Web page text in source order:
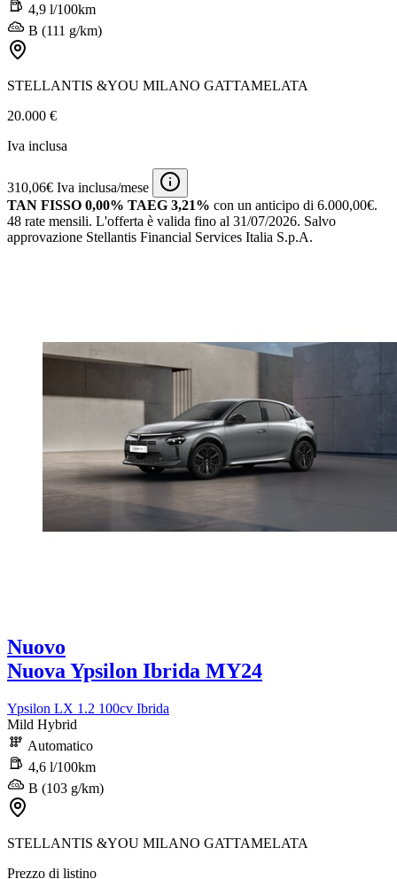
4,9 l/100km
B (111 g/km)
STELLANTIS &YOU MILANO GATTAMELATA
20.000 €
Iva inclusa
310,06€ Iva inclusa/mese
TAN FISSO 0,00% TAEG 3,21% con un anticipo di 6.000,00€.
48 rate mensili. L'offerta è valida fino al 31/07/2026. Salvo
approvazione Stellantis Financial Services Italia S.p.A.
Nuovo
Nuova Ypsilon Ibrida MY24
Ypsilon LX 1.2 100cv Ibrida
Mild Hybrid
Automatico
4,6 l/100km
B (103 g/km)
STELLANTIS &YOU MILANO GATTAMELATA
Prezzo di listino